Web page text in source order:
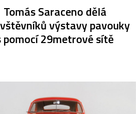
Tomás Saraceno dělá
výstavy pavouky
pomocí 29metrové sítě